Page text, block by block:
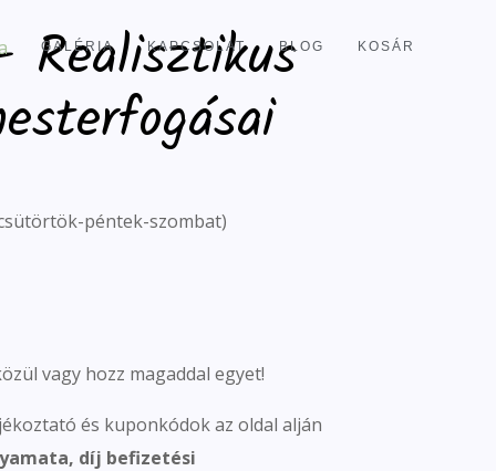
GALÉRIA KAPCSOLAT BLOG KOSÁR
Realisztikus
péntek-szombat)
vagy hozz magaddal egyet!
és kuponkódok az oldal alján
díj befizetési